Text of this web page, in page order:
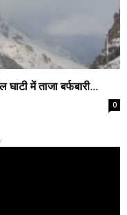
में ताजा बर्फबारी...
0